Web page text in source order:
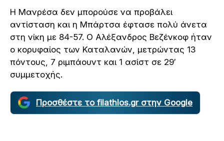
Η Μανρέσα δεν μπορούσε να προβάλει
αντίσταση και η Μπάρτσα έφτασε πολύ άνετα
στη νίκη με 84-57. Ο Αλέξανδρος Βεζένκοφ ήταν
ο κορυφαίος των Καταλανών, μετρώντας 13
πόντους, 7 ριμπάουντ και 1 ασίστ σε 29′
συμμετοχής.
Προσθέστε το filathlos.gr στην Google